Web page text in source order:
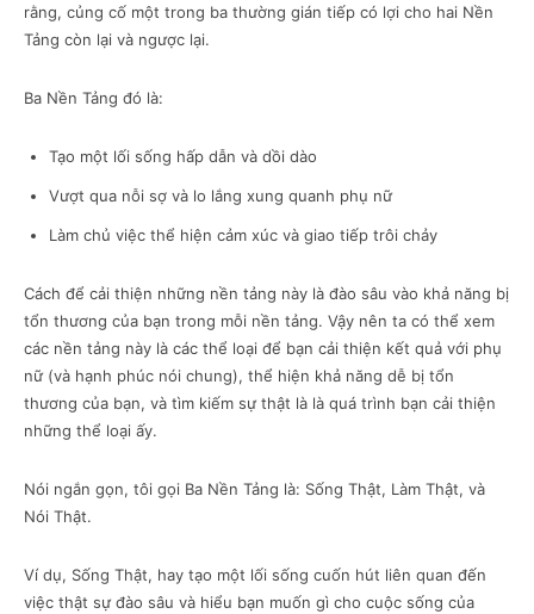
rằng, củng cố một trong ba thường gián tiếp có lợi cho hai Nền
Tảng còn lại và ngược lại.
Ba Nền Tảng đó là:
Tạo một lối sống hấp dẫn và dồi dào
Vượt qua nỗi sợ và lo lắng xung quanh phụ nữ
Làm chủ việc thể hiện cảm xúc và giao tiếp trôi chảy
Cách để cải thiện những nền tảng này là đào sâu vào khả năng bị
tổn thương của bạn trong mỗi nền tảng. Vậy nên ta có thể xem
các nền tảng này là các thể loại để bạn cải thiện kết quả với phụ
nữ (và hạnh phúc nói chung), thể hiện khả năng dễ bị tổn
thương của bạn, và tìm kiếm sự thật là là quá trình bạn cải thiện
những thể loại ấy.
Nói ngắn gọn, tôi gọi Ba Nền Tảng là: Sống Thật, Làm Thật, và
Nói Thật.
Ví dụ, Sống Thật, hay tạo một lối sống cuốn hút liên quan đến
việc thật sự đào sâu và hiểu bạn muốn gì cho cuộc sống của